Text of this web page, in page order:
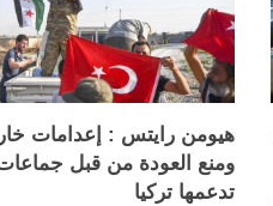
هيومن رايتس : إعدامات
ومنع العودة من قبل
تدعمها تركيا